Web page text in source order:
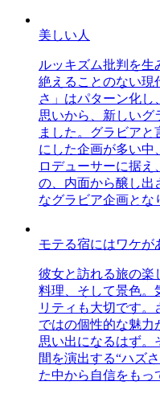
美しい人
ルッキズム批判を生
絶えることのない現
さ」はパターン化し
思いから、新しいグ
ました。グラビアと
にした企画が多い中
ロデューサーに据
の、内面から醸し出
なグラビア企画とな
モテる宿にはワケが
彼女と訪れる旅の
料理、そして景色。
リティも大切です
ではの個性的な魅力
思い出になるはず。
間を演出する“ハズ
た中から自信をもっ